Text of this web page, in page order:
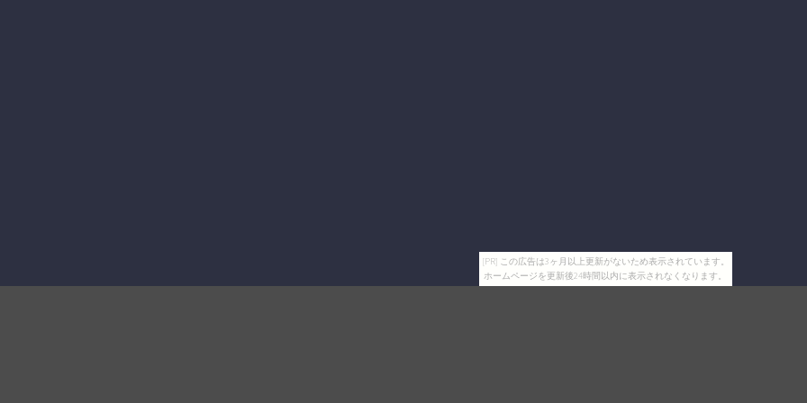
[PR] この広告は3ヶ月以上更新がないため表示されています。
ホームページを更新後24時間以内に表示されなくなります。